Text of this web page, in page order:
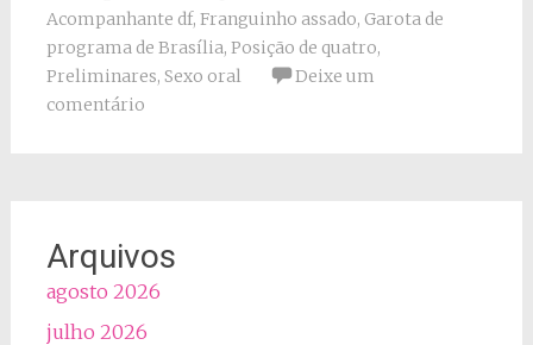
Acompanhante df, Franguinho assado, Garota de
programa de Brasília, Posição de quatro,
Preliminares, Sexo oral
Deixe um
comentário
Arquivos
agosto 2026
julho 2026